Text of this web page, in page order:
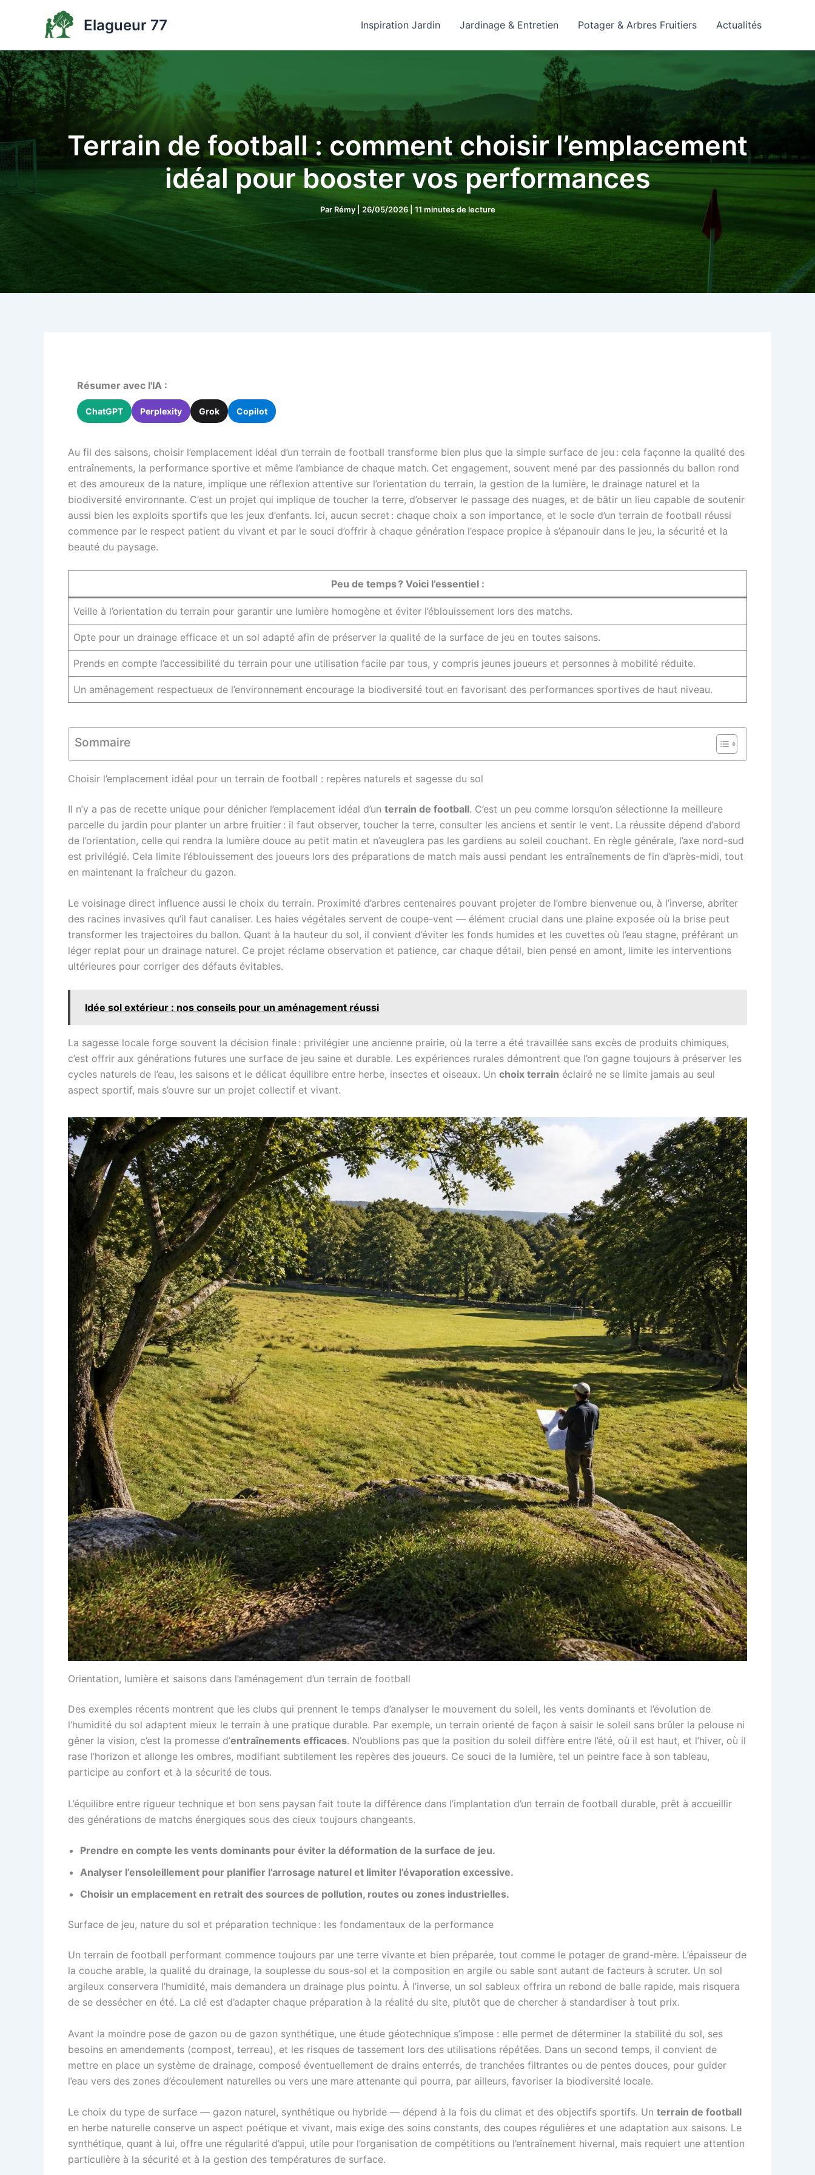
Elagueur 77 Inspiration Jardin Jardinage & Entretien Potager & Arbres Fruitiers Actualités
Terrain de football : comment choisir l’emplacement
idéal pour booster vos performances
Par Rémy 26/05/2026| 11 minutes de lecture
Résumer avec l'IA :
ChatGPT Perplexity Grok Copilot
Au fil des saisons, choisir l’emplacement idéal d’un terrain de football transforme bien plus que la simple surface de jeu : cela façonne la qualité des
entraînements, la performance sportive et même l’ambiance de chaque match. Cet engagement, souvent mené par des passionnés du ballon rond
et des amoureux de la nature, implique une réflexion attentive sur l’orientation du terrain, la gestion de la lumière, le drainage naturel et la
biodiversité environnante. C’est un projet qui implique de toucher la terre, d’observer le passage des nuages, et de bâtir un lieu capable de soutenir
aussi bien les exploits sportifs que les jeux d’enfants. Ici, aucun secret : chaque choix a son importance, et le socle d’un terrain de football réussi
commence par le respect patient du vivant et par le souci d’offrir à chaque génération l’espace propice à s’épanouir dans le jeu, la sécurité et la
beauté du paysage.
Peu de temps ? Voici l’essentiel :
Veille à l’orientation du terrain pour garantir une lumière homogène et éviter l’éblouissement lors des matchs.
Opte pour un drainage efficace et un sol adapté afin de préserver la qualité de la surface de jeu en toutes saisons.
Prends en compte l’accessibilité du terrain pour une utilisation facile par tous, y compris jeunes joueurs et personnes à mobilité réduite.
Un aménagement respectueux de l’environnement encourage la biodiversité tout en favorisant des performances sportives de haut niveau.
Sommaire
Choisir l’emplacement idéal pour un terrain de football : repères naturels et sagesse du sol
Il n’y a pas de recette unique pour dénicher l’emplacement idéal d’un terrain de football. C’est un peu comme lorsqu’on sélectionne la meilleure
parcelle du jardin pour planter un arbre fruitier : il faut observer, toucher la terre, consulter les anciens et sentir le vent. La réussite dépend d’abord
de l’orientation, celle qui rendra la lumière douce au petit matin et n’aveuglera pas les gardiens au soleil couchant. En règle générale, l’axe nord-sud
est privilégié. Cela limite l’éblouissement des joueurs lors des préparations de match mais aussi pendant les entraînements de fin d’après-midi, tout
en maintenant la fraîcheur du gazon.
Le voisinage direct influence aussi le choix du terrain. Proximité d’arbres centenaires pouvant projeter de l’ombre bienvenue ou, à l’inverse, abriter
des racines invasives qu’il faut canaliser. Les haies végétales servent de coupe-vent — élément crucial dans une plaine exposée où la brise peut
transformer les trajectoires du ballon. Quant à la hauteur du sol, il convient d’éviter les fonds humides et les cuvettes où l’eau stagne, préférant un
léger replat pour un drainage naturel. Ce projet réclame observation et patience, car chaque détail, bien pensé en amont, limite les interventions
ultérieures pour corriger des défauts évitables.
Idée sol extérieur : nos conseils pour un aménagement réussi
La sagesse locale forge souvent la décision finale : privilégier une ancienne prairie, où la terre a été travaillée sans excès de produits chimiques,
c’est offrir aux générations futures une surface de jeu saine et durable. Les expériences rurales démontrent que l’on gagne toujours à préserver les
cycles naturels de l’eau, les saisons et le délicat équilibre entre herbe, insectes et oiseaux. Un choix terrain éclairé ne se limite jamais au seul
aspect sportif, mais s’ouvre sur un projet collectif et vivant.
Orientation, lumière et saisons dans l’aménagement d’un terrain de football
Des exemples récents montrent que les clubs qui prennent le temps d’analyser le mouvement du soleil, les vents dominants et l’évolution de
l’humidité du sol adaptent mieux le terrain à une pratique durable. Par exemple, un terrain orienté de façon à saisir le soleil sans brûler la pelouse ni
gêner la vision, c’est la promesse d’entraînements efficaces. N’oublions pas que la position du soleil diffère entre l’été, où il est haut, et l’hiver, où il
rase l’horizon et allonge les ombres, modifiant subtilement les repères des joueurs. Ce souci de la lumière, tel un peintre face à son tableau,
participe au confort et à la sécurité de tous.
L’équilibre entre rigueur technique et bon sens paysan fait toute la différence dans l’implantation d’un terrain de football durable, prêt à accueillir
des générations de matchs énergiques sous des cieux toujours changeants.
Prendre en compte les vents dominants pour éviter la déformation de la surface de jeu.
Analyser l’ensoleillement pour planifier l’arrosage naturel et limiter l’évaporation excessive.
Choisir un emplacement en retrait des sources de pollution, routes ou zones industrielles.
Surface de jeu, nature du sol et préparation technique : les fondamentaux de la performance
Un terrain de football performant commence toujours par une terre vivante et bien préparée, tout comme le potager de grand-mère. L’épaisseur de
la couche arable, la qualité du drainage, la souplesse du sous-sol et la composition en argile ou sable sont autant de facteurs à scruter. Un sol
argileux conservera l’humidité, mais demandera un drainage plus pointu. À l’inverse, un sol sableux offrira un rebond de balle rapide, mais risquera
de se dessécher en été. La clé est d’adapter chaque préparation à la réalité du site, plutôt que de chercher à standardiser à tout prix.
Avant la moindre pose de gazon ou de gazon synthétique, une étude géotechnique s’impose : elle permet de déterminer la stabilité du sol, ses
besoins en amendements (compost, terreau), et les risques de tassement lors des utilisations répétées. Dans un second temps, il convient de
mettre en place un système de drainage, composé éventuellement de drains enterrés, de tranchées filtrantes ou de pentes douces, pour guider
l’eau vers des zones d’écoulement naturelles ou vers une mare attenante qui pourra, par ailleurs, favoriser la biodiversité locale.
Le choix du type de surface — gazon naturel, synthétique ou hybride — dépend à la fois du climat et des objectifs sportifs. Un terrain de football
en herbe naturelle conserve un aspect poétique et vivant, mais exige des soins constants, des coupes régulières et une adaptation aux saisons. Le
synthétique, quant à lui, offre une régularité d’appui, utile pour l’organisation de compétitions ou l’entraînement hivernal, mais requiert une attention
particulière à la sécurité et à la gestion des températures de surface.